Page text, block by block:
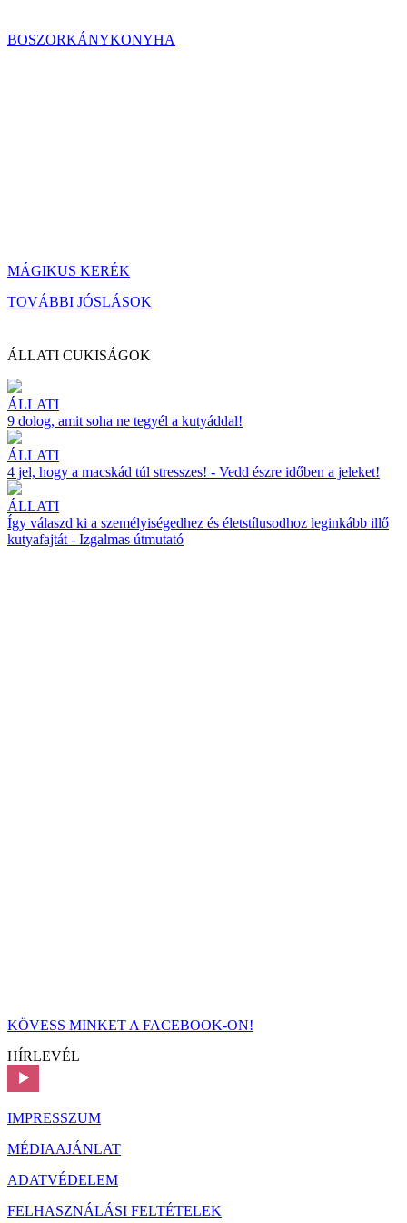
BOSZORKÁNYKONYHA
MÁGIKUS KERÉK
TOVÁBBI JÓSLÁSOK
ÁLLATI CUKISÁGOK
ÁLLATI
9 dolog, amit soha ne tegyél a kutyáddal!
ÁLLATI
4 jel, hogy a macskád túl stresszes! - Vedd észre időben a jeleket!
ÁLLATI
Így válaszd ki a személyiségedhez és életstílusodhoz leginkább illő
kutyafajtát - Izgalmas útmutató
KÖVESS MINKET A FACEBOOK-ON!
HÍRLEVÉL
IMPRESSZUM
MÉDIAAJÁNLAT
ADATVÉDELEM
FELHASZNÁLÁSI FELTÉTELEK